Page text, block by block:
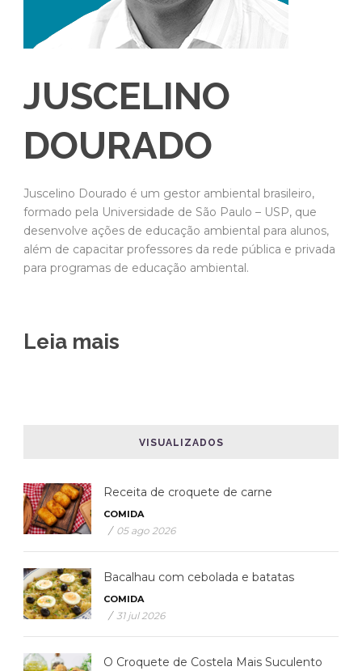
JUSCELINO
DOURADO
Juscelino Dourado é um gestor ambiental brasileiro,
formado pela Universidade de São Paulo – USP, que
desenvolve ações de educação ambiental para alunos,
além de capacitar professores da rede pública e privada
para programas de educação ambiental.
Leia mais
VISUALIZADOS
Receita de croquete de carne
COMIDA
/ 05 ago 2026
Bacalhau com cebolada e batatas
COMIDA
/ 31 jul 2026
O Croquete de Costela Mais Suculento